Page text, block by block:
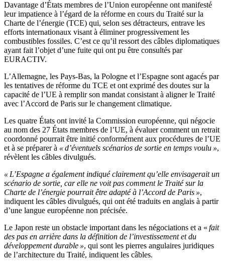
Davantage d’États membres de l’Union européenne ont manifesté
leur impatience à l’égard de la réforme en cours du Traité sur la
Charte de l’énergie (TCE) qui, selon ses détracteurs, entrave les
efforts internationaux visant à éliminer progressivement les
combustibles fossiles. C’est ce qu’il ressort des câbles diplomatiques
ayant fait l’objet d’une fuite qui ont pu être consultés par
EURACTIV.
L’Allemagne, les Pays-Bas, la Pologne et l’Espagne sont agacés par
les tentatives de réforme du TCE et ont exprimé des doutes sur la
capacité de l’UE à remplir son mandat consistant à aligner le Traité
avec l’Accord de Paris sur le changement climatique.
Les quatre États ont invité la Commission européenne, qui négocie
au nom des 27 États membres de l’UE, à évaluer comment un retrait
coordonné pourrait être initié conformément aux procédures de l’UE
et à se préparer à « d’éventuels scénarios de sortie en temps voulu »,
révèlent les câbles divulgués.
« L’Espagne a également indiqué clairement qu’elle envisagerait un
scénario de sortie, car elle ne voit pas comment le Traité sur la
Charte de l’énergie pourrait être adapté à l’Accord de Paris »,
indiquent les câbles divulgués, qui ont été traduits en anglais à partir
d’une langue européenne non précisée.
Le Japon reste un obstacle important dans les négociations et a « fait
des pas en arrière dans la définition de l’investissement et du
développement durable », qui sont les pierres angulaires juridiques
de l’architecture du Traité, indiquent les câbles.